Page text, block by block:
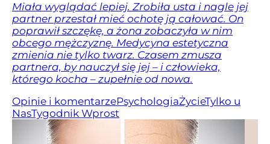
Miała wyglądać lepiej. Zrobiła usta i nagle jej
partner przestał mieć ochotę ją całować. On
poprawił szczękę, a żona zobaczyła w nim
obcego mężczyznę. Medycyna estetyczna
zmienia nie tylko twarz. Czasem zmusza
partnera, by nauczył się jej – i człowieka,
którego kocha – zupełnie od nowa.
Opinie i komentarzePsychologiaŻycieTylko u
NasTygodnik Wprost